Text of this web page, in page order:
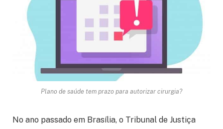
Plano de saúde tem prazo para autorizar cirurgia?
No ano passado em Brasília, o Tribunal de Justiça